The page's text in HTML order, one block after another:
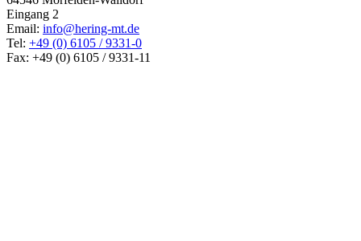
Eingang 2
Email: info@hering-mt.de
Tel: +49 (0) 6105 / 9331-0
Fax: +49 (0) 6105 / 9331-11